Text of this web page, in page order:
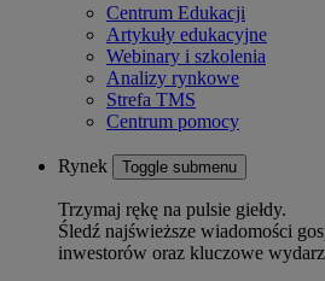
Centrum Edukacji
Artykuły edukacyjne
Webinary i szkolenia
Analizy rynkowe
Strefa TMS
Centrum pomocy
Rynek Toggle submenu
Trzymaj rękę na pulsie giełdy.
Śledź najświeższe wiadomości
inwestorów oraz kluczowe